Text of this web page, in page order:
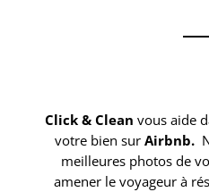
Click & Clean vous aide
votre bien surAirbnb.
meilleures photos de
amener le voyageur à